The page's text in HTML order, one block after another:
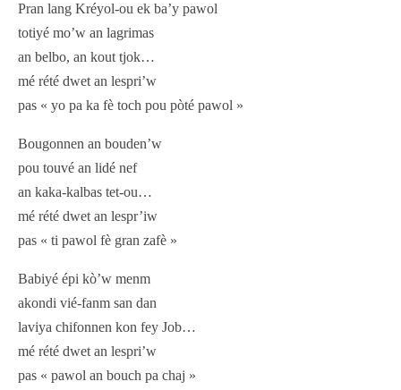
Pran lang Kréyol-ou ek ba’y pawol
totiyé mo’w an lagrimas
an belbo, an kout tjok…
mé rété dwet an lespri’w
pas « yo pa ka fè toch pou pòté pawol »
Bougonnen an bouden’w
pou touvé an lidé nef
an kaka-kalbas tet-ou…
mé rété dwet an lespr’iw
pas « ti pawol fè gran zafè »
Babiyé épi kò’w menm
akondi vié-fanm san dan
laviya chifonnen kon fey Job…
mé rété dwet an lespri’w
pas « pawol an bouch pa chaj »